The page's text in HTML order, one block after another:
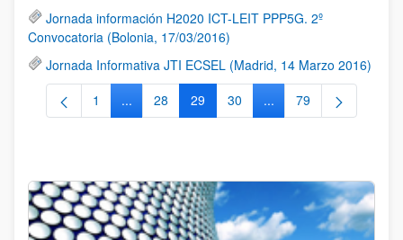
Jornada información H2020 ICT-LEIT PPP5G. 2º
Convocatoria (Bolonia, 17/03/2016)
Jornada Informativa JTI ECSEL (Madrid, 14 Marzo 2016)
Página
1 ...Páginas intermedias Use TAB para desplazarse.
Página
28 Página
29 Página
30 ...Páginas intermedias
Página
79